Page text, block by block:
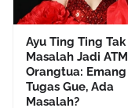
Ayu Ting Ting Tak
Masalah Jadi ATM
Orangtua: Emang
Tugas Gue, Ada
Masalah?